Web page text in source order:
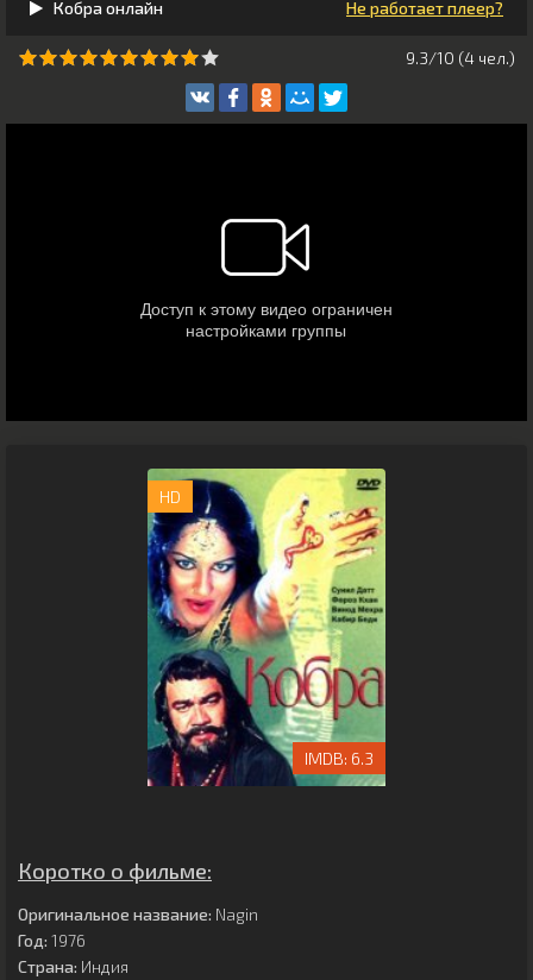
Кобра онлайн Не работает плеер?
9.3/10 (4 чeл.)
HD
6.3
Коротко о фильме:
Оригинальное название: Nagin
Год: 1976
Страна: Индия